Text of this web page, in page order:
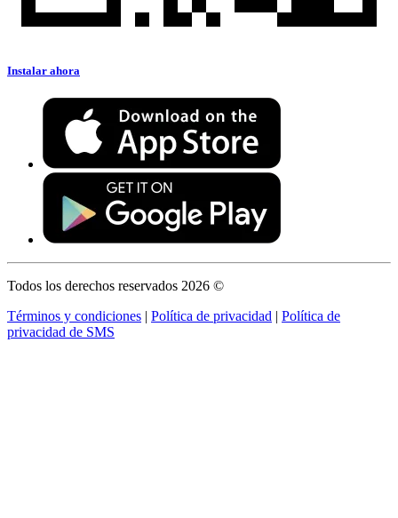
Instalar ahora
Todos los derechos reservados 2026 ©
Términos y condiciones | Política de privacidad | Política de
privacidad de SMS